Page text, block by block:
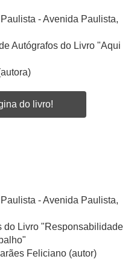
- Avenida Paulista,
Autógrafos do Livro "Aqui
do livro!
- Avenida Paulista,
do Livro "Responsabilidade
Feliciano (autor)